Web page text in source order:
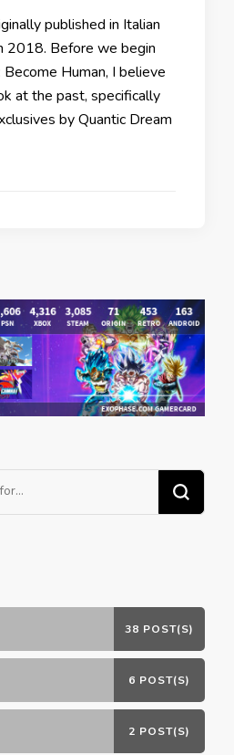
published in Italian
2018. Before we begin
Human, I believe
at the past, specifically
by Quantic Dream
38 POST(S)
6 POST(S)
2 POST(S)